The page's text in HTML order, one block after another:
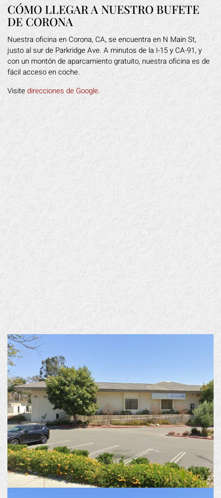
CÓMO LLEGAR A NUESTRO BUFETE
DE CORONA
Nuestra oficina en Corona, CA, se encuentra en N Main St,
justo al sur de Parkridge Ave. A minutos de la I-15 y CA-91, y
con un montón de aparcamiento gratuito, nuestra oficina es de
fácil acceso en coche.
Visitedirecciones de Google.